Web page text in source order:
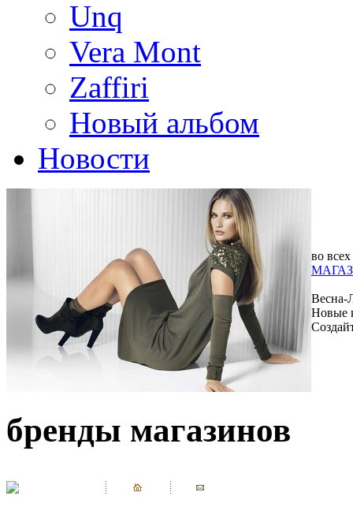
Unq
Vera Mont
Zaffiri
Новый альбом
Новости
во всех
Весна-
Новые
бренды магазинов